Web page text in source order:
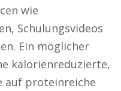
wie
Schulungsvideos
Ein möglicher
kalorienreduzierte,
auf proteinreiche